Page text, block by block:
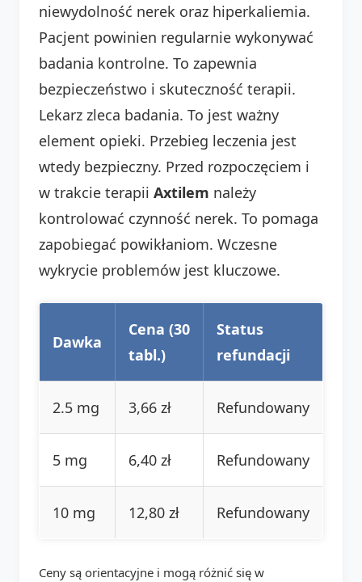
niewydolność nerek oraz hiperkaliemia.
Pacjent powinien regularnie wykonywać
badania kontrolne. To zapewnia
bezpieczeństwo i skuteczność terapii.
Lekarz zleca badania. To jest ważny
element opieki. Przebieg leczenia jest
wtedy bezpieczny. Przed rozpoczęciem i
w trakcie terapii Axtilem należy
kontrolować czynność nerek. To pomaga
zapobiegać powikłaniom. Wczesne
wykrycie problemów jest kluczowe.
Dawka
Cena (30
tabl.)
Status
refundacji
2.5 mg 3,66 zł Refundowany
5 mg 6,40 zł Refundowany
10 mg 12,80 zł Refundowany
Ceny są orientacyjne i mogą różnić się w